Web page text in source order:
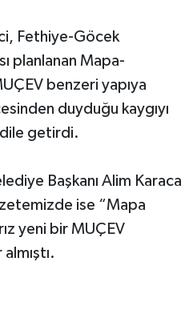
Fethiye-Göcek
planlanan Mapa-
benzeri yapıya
duyduğu kaygıyı
dile getirdi.
Başkanı Alim Karaca
ise “Mapa
yeni bir MUÇEV